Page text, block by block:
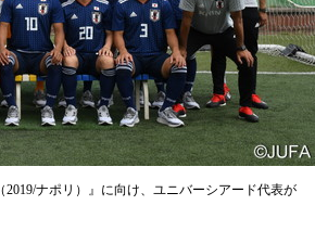
ナポリ）』に向け、ユニバーシアード代表が